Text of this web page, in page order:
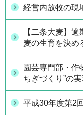
経営内放牧の現
【二条大麦】
麦の生育を決め
園芸専門部・作
ちぎづくり”の
平成30年度第2